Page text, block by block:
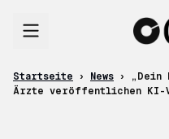
Startseite › News ›
„Dein
Ärzte veröffentlichen KI-